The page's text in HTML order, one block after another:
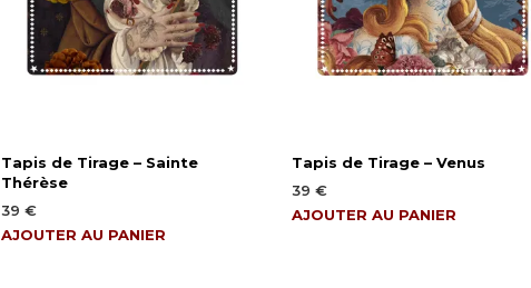
Tapis de Tirage – Sainte
Thérèse
39€
AJOUTER AU PANIER
Tapis de Tirage – Venus
39 €
AJOUTER AU PANIER